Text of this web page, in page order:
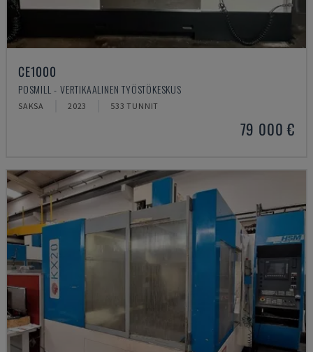
CE1000
POSMILL - VERTIKAALINEN TYÖSTÖKESKUS
SAKSA 2023 533 TUNNIT
79 000 €